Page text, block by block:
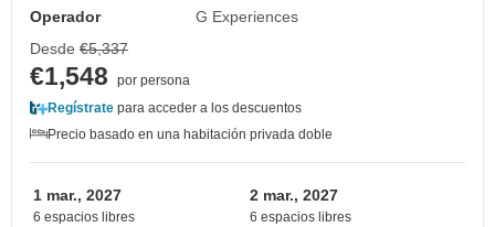
Operador
G Experiences
Desde €5,337
€1,548
por persona
Regístrate para acceder a los descuentos
Precio basado en una habitación privada doble
1 mar., 2027
6 espacios libres
2 mar., 2027
6 espacios libres